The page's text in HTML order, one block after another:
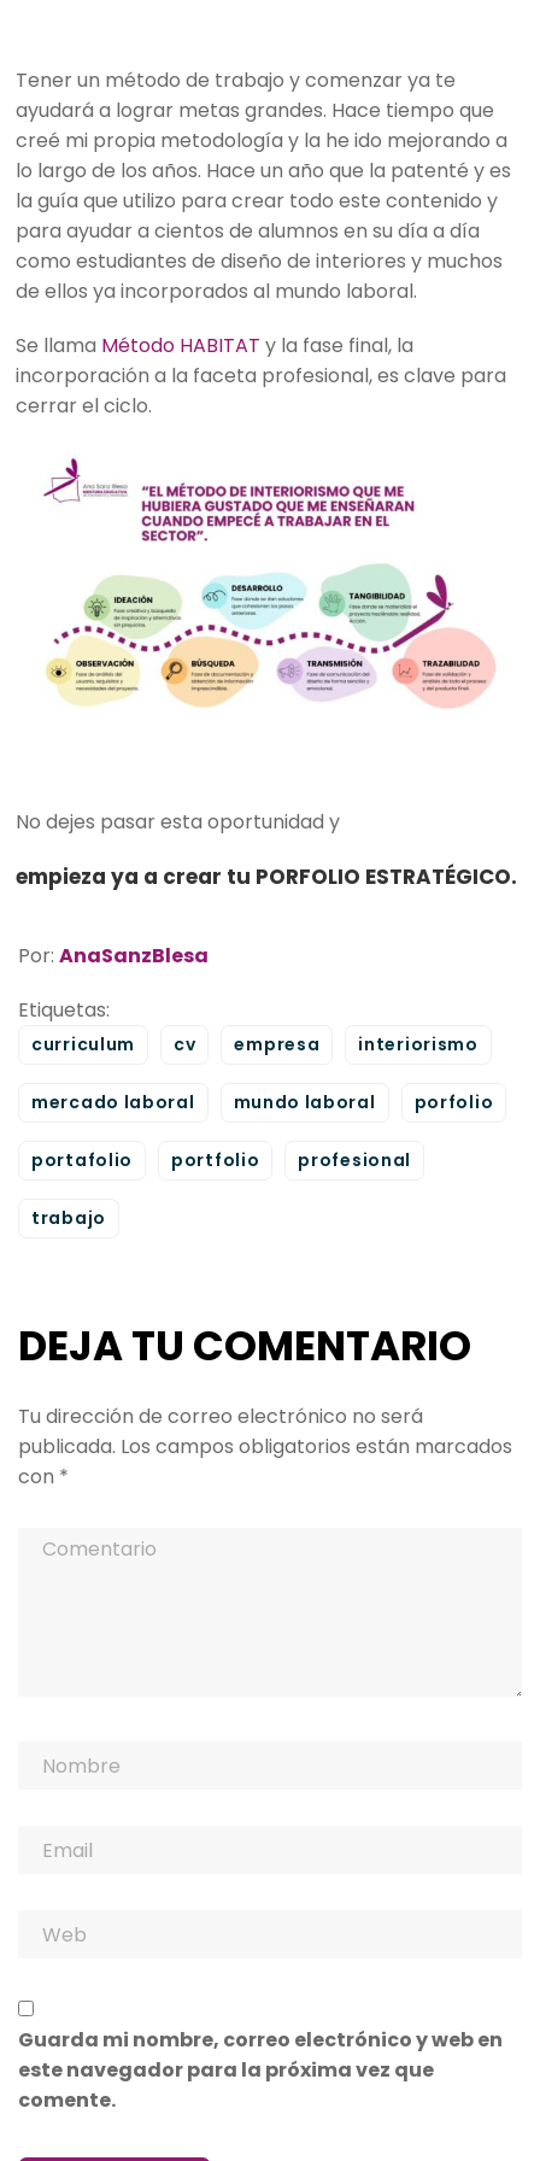
Tener un método de trabajo y comenzar ya te
ayudará a lograr metas grandes. Hace tiempo que
creé mi propia metodología y la he ido mejorando a
lo largo de los años. Hace un año que la patenté y es
la guía que utilizo para crear todo este contenido y
para ayudar a cientos de alumnos en su día a día
como estudiantes de diseño de interiores y muchos
de ellos ya incorporados al mundo laboral.
Se llama Método HABITAT y la fase final, la
incorporación a la faceta profesional, es clave para
cerrar el ciclo.
No dejes pasar esta oportunidad y
empieza ya a crear tu PORFOLIO ESTRATÉGICO.
Por: AnaSanzBlesa
Etiquetas:
curriculum cv empresa interiorismo
mercado laboral mundo laboral porfolio
portafolio portfolio profesional
trabajo
DEJA TU COMENTARIO
Tu dirección de correo electrónico no será
publicada. Los campos obligatorios están marcados
con *
Guarda mi nombre, correo electrónico y web en
este navegador para la próxima vez que
comente.